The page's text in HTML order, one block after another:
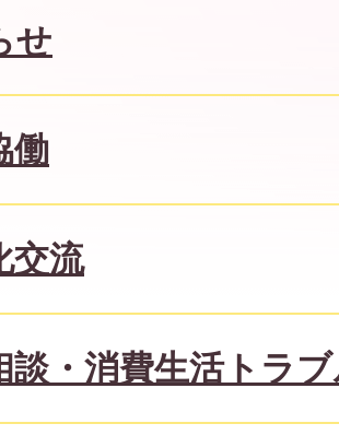
せ
働
交流
談・消費生活トラ